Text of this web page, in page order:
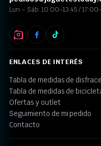
Lun – Sáb: 10:00–13:45 /
ENLACES DE INTERÉS
Tabla de medidas de
Tabla de medidas de
Ofertas y outlet
Seguimiento de mi pedido
Contacto